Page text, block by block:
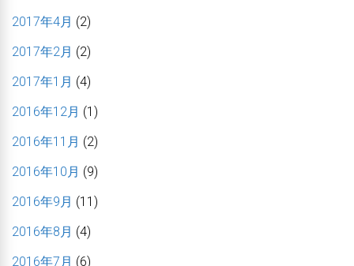
2017年4月 (2)
2017年2月 (2)
2017年1月 (4)
2016年12月 (1)
2016年11月 (2)
2016年10月 (9)
2016年9月 (11)
2016年8月 (4)
2016年7月 (6)